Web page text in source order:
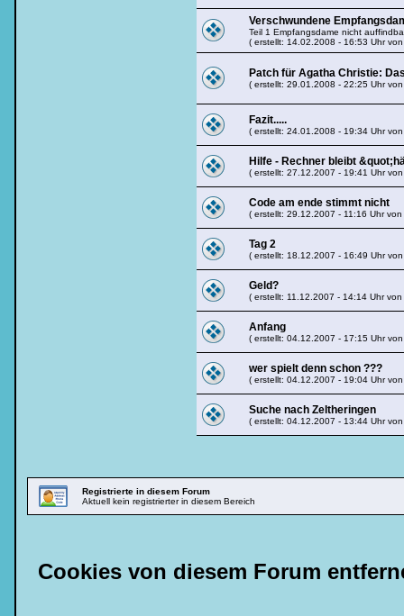
Verschwundene
Teil 1 Empfangsdame nicht
( erstellt: 14.02.2008 - 16:53 Uhr
Patch für Agatha Christie:
( erstellt: 29.01.2008 - 22:25 Uhr
Fazit.....
( erstellt: 24.01.2008 - 19:34 Uhr
Hilfe - Rechner bleibt
( erstellt: 27.12.2007 - 19:41 Uhr
Code am ende stimmt nicht
( erstellt: 29.12.2007 - 11:16 Uhr von
Tag 2
( erstellt: 18.12.2007 - 16:49 Uhr
Geld?
( erstellt: 11.12.2007 - 14:14 Uhr von
Anfang
( erstellt: 04.12.2007 - 17:15 Uhr
wer spielt denn schon ???
( erstellt: 04.12.2007 - 19:04 Uhr
Suche nach Zeltheringen
( erstellt: 04.12.2007 - 13:44 Uhr
Registrierte in diesem Forum
Aktuell kein registrierter in diesem Bereich
Cookies von diesem Forum